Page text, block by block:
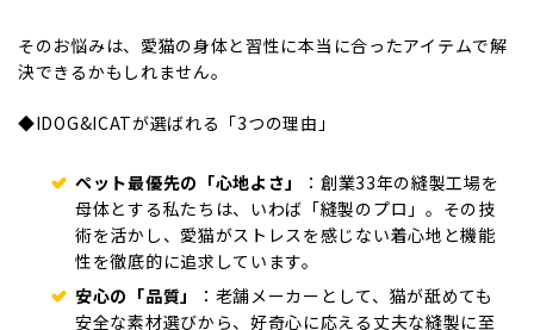
そのお悩みは、愛猫の身体と習性に本当に合ったアイテムで解
決できるかもしれません。
◆IDOG&ICATが選ばれる「3つの理由」
ペット最優先の「心地よさ」
：創業33年の縫製工場を
母体とする私たちは、いわば「縫製のプロ」。その技
術を活かし、愛猫がストレスを感じない着心地と機能
性を徹底的に追求しています。
安心の「品質」
：老舗メーカーとして、猫が舐めても
安全な素材選びから、好奇心に応える丈夫な縫製に至